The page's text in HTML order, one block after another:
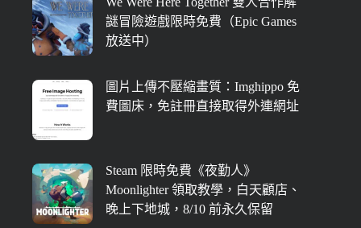
謎冒險遊戲限時免費（Epic Games
放送中）
圖片上傳不壓縮畫質：Imghippo 免
費圖床，免註冊直接取得外連網址
Steam 限時免費《夜勤人》
Moonlighter 領取教學，白天顧店、
晚上下地城，8/10 前永久保留